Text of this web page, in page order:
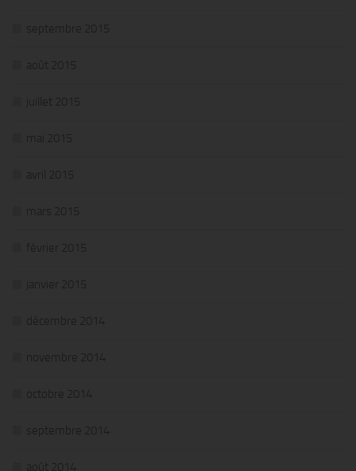
septembre 2015
août 2015
juillet 2015
mai 2015
avril 2015
mars 2015
février 2015
janvier 2015
décembre 2014
novembre 2014
octobre 2014
septembre 2014
août 2014